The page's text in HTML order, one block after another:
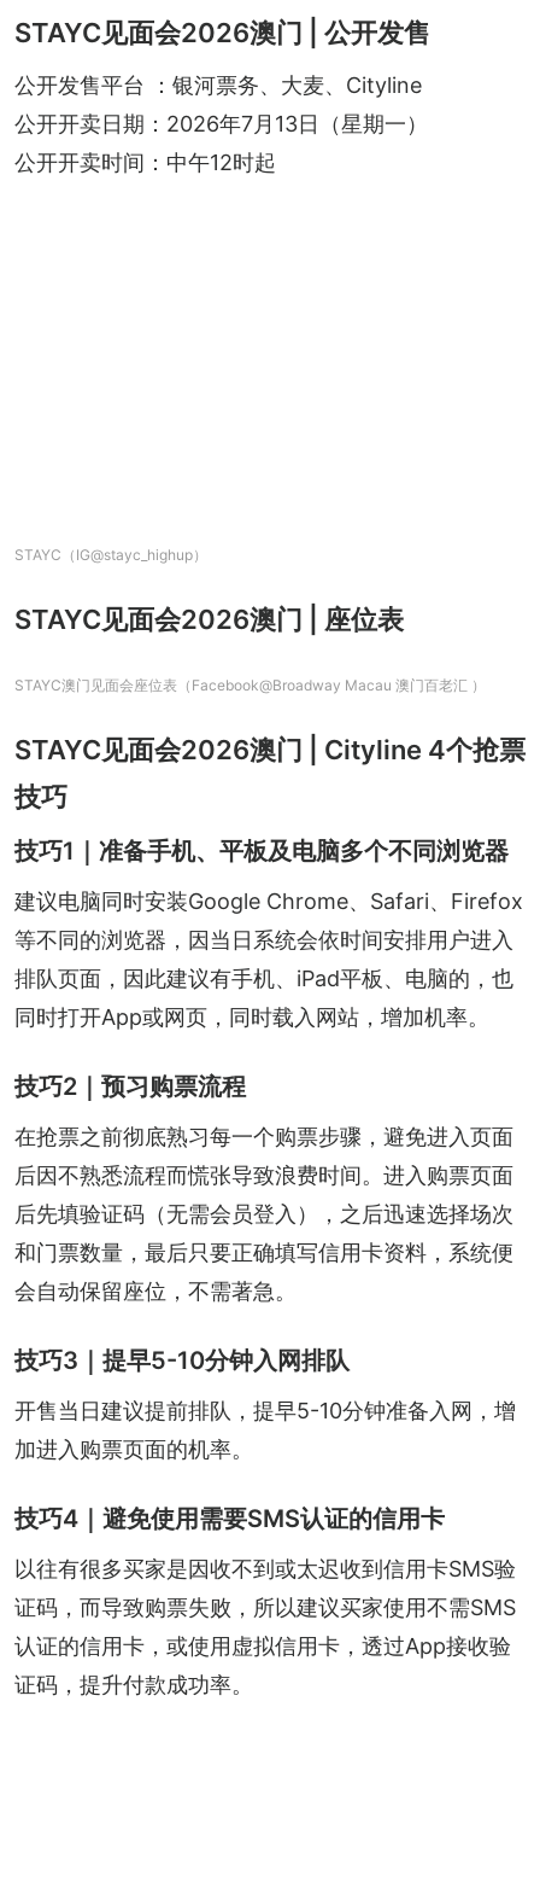
STAYC见面会2026澳门 | 公开发售
公开发售平台 ：银河票务、大麦、Cityline
公开开卖日期：2026年7月13日（星期一）
公开开卖时间：中午12时起
STAYC（IG@stayc_highup）
STAYC见面会2026澳门 | 座位表
STAYC澳门见面会座位表（Facebook@Broadway Macau 澳门百老汇 ）
STAYC见面会2026澳门 | Cityline 4个抢票
技巧
技巧1｜准备手机、平板及电脑多个不同浏览器
建议电脑同时安装Google Chrome、Safari、Firefox
等不同的浏览器，因当日系统会依时间安排用户进入
排队页面，因此建议有手机、iPad平板、电脑的，也
同时打开App或网页，同时载入网站，增加机率。
技巧2｜预习购票流程
在抢票之前彻底熟习每一个购票步骤，避免进入页面
后因不熟悉流程而慌张导致浪费时间。进入购票页面
后先填验证码（无需会员登入），之后迅速选择场次
和门票数量，最后只要正确填写信用卡资料，系统便
会自动保留座位，不需著急。
技巧3｜提早5-10分钟入网排队
开售当日建议提前排队，提早5-10分钟准备入网，增
加进入购票页面的机率。
技巧4｜避免使用需要SMS认证的信用卡
以往有很多买家是因收不到或太迟收到信用卡SMS验
证码，而导致购票失败，所以建议买家使用不需SMS
认证的信用卡，或使用虚拟信用卡，透过App接收验
证码，提升付款成功率。